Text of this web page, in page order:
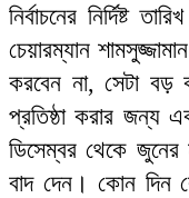
নির্বাচনের নির্দিষ্ট
চেয়ারম্যান
করবেন না, সেটা বড়
প্রতিষ্ঠা করার জন্য
ডিসেম্বর থেকে জুনের
বাদ দেন। কোন দিন